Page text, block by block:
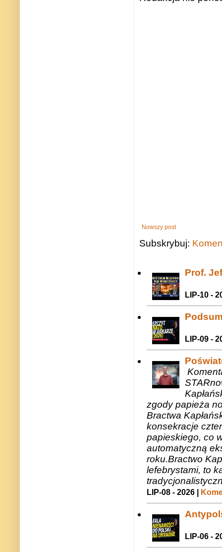
Nowszy post
Subskrybuj:
Prof.
LIP-10 -
LIP-09 -
zgody papieża
Bractwa
konsekracje
papieskiego, co
automatyczną
roku.Bractwo
lefebrystami, to
LIP-08 - 2026 |
LIP-06 -